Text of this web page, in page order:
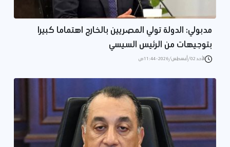
مدبولي: الدولة تولي المصريين بالخارج اهتماما كبيرا
بتوجيهات من الرئيس السيسي
الأحد 02/أغسطس/2026 - 11:44 ص